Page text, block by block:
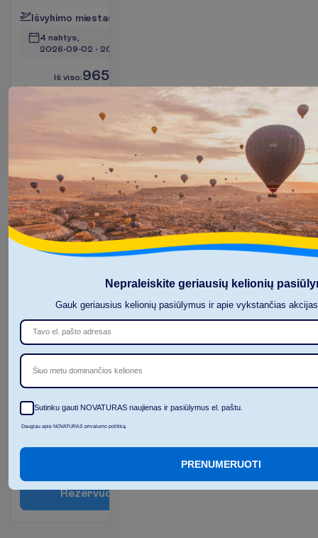
Išvykimo miestas
4 naktys,
2026-09-02 - 2026-09-06
Iš viso:965.00
Iš viso1930.00€/grupei
skr
er uoti
kambarys
Viskas
įskaičiuota
Išvykimo miestas: Vilnius
7 naktys,
2026-08-26 - 2026-09-02
969.00
Iš viso1938.00€/grupei
Rezervuoti
Nepraleiskite geriausių kelionių
Gauk geriausius kelionių pasiūlymus ir apie vykstančias
Šiuo metu dominančios kelionės
Sutinku gauti NOVATURAS naujienas ir pasiūlymus el. paštu.
Daugiau apie NOVATURAS privalumo politiką
PRENUMERUOTI